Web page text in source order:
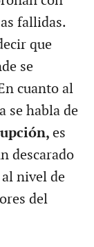
fallidas.
que
se
cuanto al
se habla de
es
descarado
nivel de
del